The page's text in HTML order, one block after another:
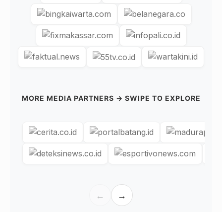
MORE MEDIA PARTNERS → SWIPE TO EXPLORE
← →